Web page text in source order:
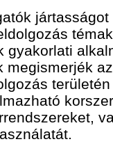
gyakorlati
megismerjék az